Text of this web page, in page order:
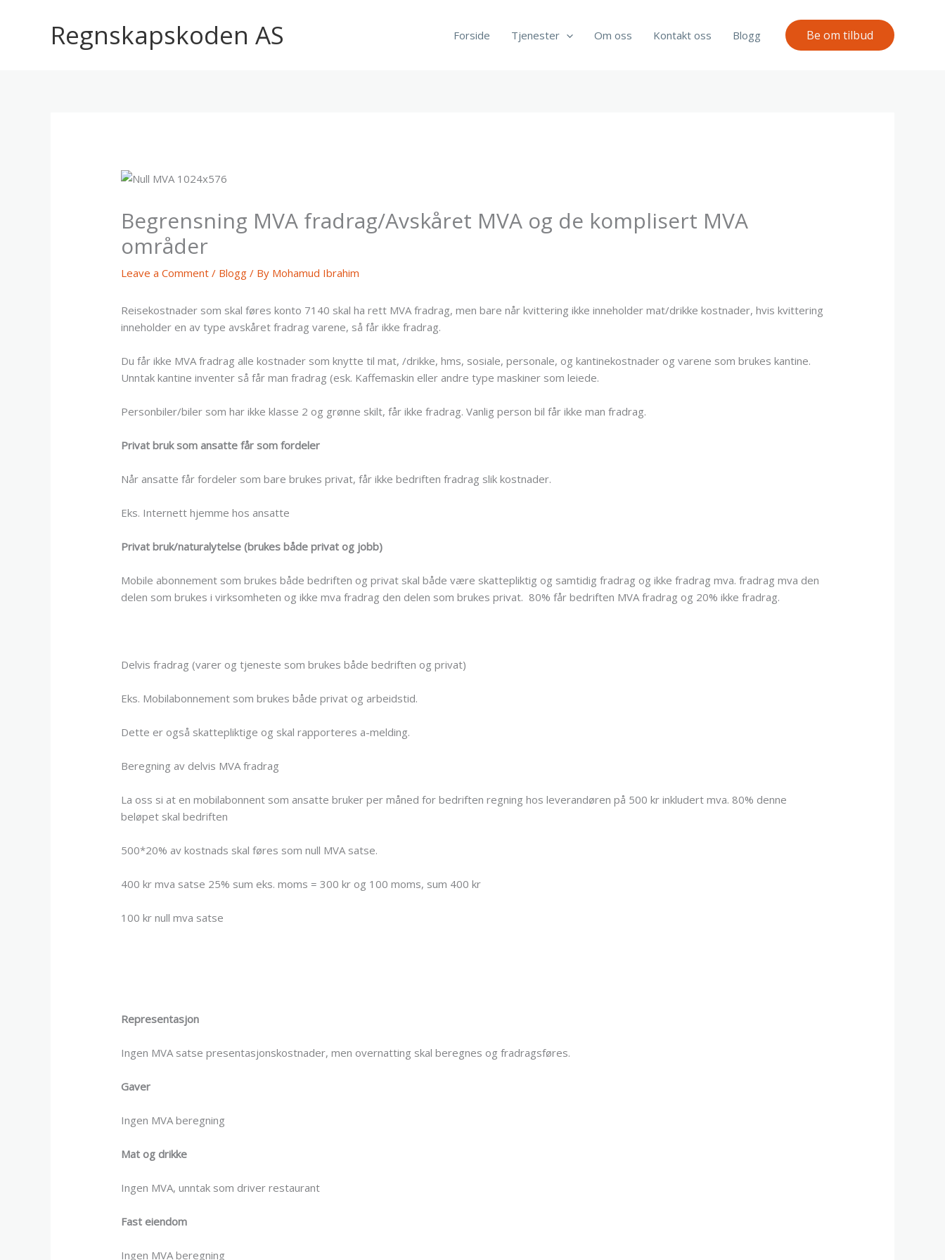
Regnskapskoden AS Forside Tjenester Om oss Kontakt oss Blogg Be om tilbud
Begrensning MVA fradrag/Avskåret MVA og de komplisert MVA
områder
Leave a Comment / Blogg / By Mohamud Ibrahim
Reisekostnader som skal føres konto 7140 skal ha rett MVA fradrag, men bare når kvittering ikke inneholder mat/drikke kostnader, hvis kvittering
inneholder en av type avskåret fradrag varene, så får ikke fradrag.
Du får ikke MVA fradrag alle kostnader som knytte til mat, /drikke, hms, sosiale, personale, og kantinekostnader og varene som brukes kantine.
Unntak kantine inventer så får man fradrag (esk. Kaffemaskin eller andre type maskiner som leiede.
Personbiler/biler som har ikke klasse 2 og grønne skilt, får ikke fradrag. Vanlig person bil får ikke man fradrag.
Privat bruk som ansatte får som fordeler
Når ansatte får fordeler som bare brukes privat, får ikke bedriften fradrag slik kostnader.
Eks. Internett hjemme hos ansatte
Privat bruk/naturalytelse (brukes både privat og jobb)
Mobile abonnement som brukes både bedriften og privat skal både være skattepliktig og samtidig fradrag og ikke fradrag mva. fradrag mva den
delen som brukes i virksomheten og ikke mva fradrag den delen som brukes privat. 80% får bedriften MVA fradrag og 20% ikke fradrag.
Delvis fradrag (varer og tjeneste som brukes både bedriften og privat)
Eks. Mobilabonnement som brukes både privat og arbeidstid.
Dette er også skattepliktige og skal rapporteres a-melding.
Beregning av delvis MVA fradrag
La oss si at en mobilabonnent som ansatte bruker per måned for bedriften regning hos leverandøren på 500 kr inkludert mva. 80% denne
beløpet skal bedriften
500*20% av kostnads skal føres som null MVA satse.
400 kr mva satse 25% sum eks. moms = 300 kr og 100 moms, sum 400 kr
100 kr null mva satse
Representasjon
Ingen MVA satse presentasjonskostnader, men overnatting skal beregnes og fradragsføres.
Gaver
Ingen MVA beregning
Mat og drikke
Ingen MVA, unntak som driver restaurant
Fast eiendom
Ingen MVA beregning